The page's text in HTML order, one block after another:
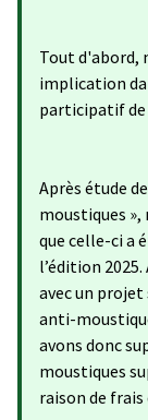
Tout d'abord,
implication
participatif de
Après étude
moustiques »,
que celle-ci a
l’édition
avec un
anti-
avons donc
moustiques
raison de